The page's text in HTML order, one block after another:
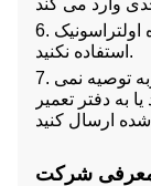
وارد می کند
6. برای تمیز کردن هندپیس دندان از پاک کننده اولتراسونیک
استفاده نکنید.
7. تعمیر هندپیس دندانی توسط افراد کم تجربه توصیه نمی
به دفتر تعمیر